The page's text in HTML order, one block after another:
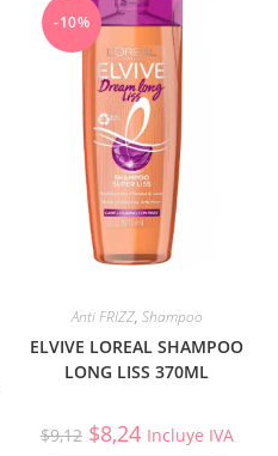
-10%
Anti FRIZZ, Shampoo
ELVIVE LOREAL SHAMPOO
LONG LISS 370ML
$9,12 $8,24 Incluye IVA